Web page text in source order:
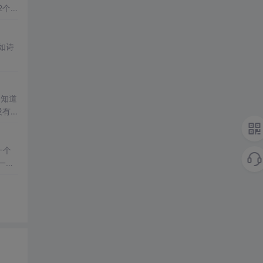
个
诗
道
有
个
语言来说，非常稳定的。 一、